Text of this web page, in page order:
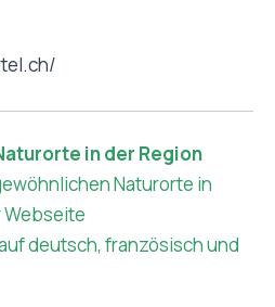
in der Region
Naturorte in
Webseite
deutsch, französisch und